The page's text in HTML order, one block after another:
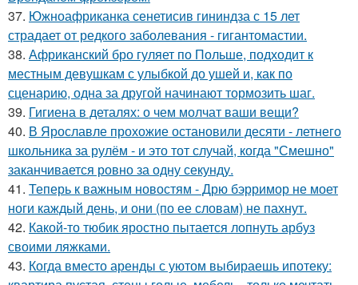
37. Южноафриканка сенетисив гининдза с 15 лет
страдает от редкого заболевания - гигантомастии.
38. Африканский бро гуляет по Польше, подходит к
местным девушкам с улыбкой до ушей и, как по
сценарию, одна за другой начинают тормозить шаг.
39. Гигиена в деталях: о чем молчат ваши вещи?
40. В Ярославле прохожие остановили десяти - летнего
школьника за рулём - и это тот случай, когда "Смешно"
заканчивается ровно за одну секунду.
41. Теперь к важным новостям - Дрю бэрримор не моет
ноги каждый день, и они (по ее словам) не пахнут.
42. Какой-то тюбик яростно пытается лопнуть арбуз
своими ляжками.
43. Когда вместо аренды с уютом выбираешь ипотеку: